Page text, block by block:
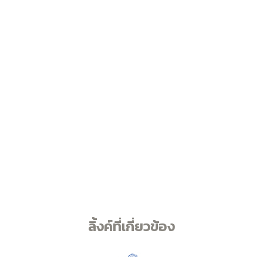
ลิ้งค์ที่เกี่ยวข้อง